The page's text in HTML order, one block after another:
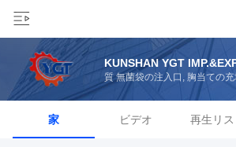
KUNSHAN YGT
質 無菌袋の注入口, 胸当ての
家 ビデオ 再生リス